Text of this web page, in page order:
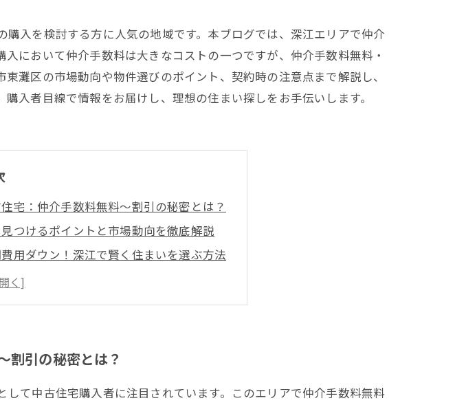
入を検討する方に人気の地域です。本ブログでは、深江エリアで仲介
において仲介手数料は大きなコストの一つですが、仲介手数料無料・
灘区の市場動向や物件選びのポイント、契約時の注意点まで解説し、
入者目線で情報をお届けし、理想の住まい探しをお手伝いします。
宅：仲介手数料無料～割引の秘密とは？
つけるポイントと市場動向を徹底解説
用ダウン！深江で賢く住まいを選ぶ方法
した体験談と成功の秘訣
注意点とトラブル回避法
割引の秘密とは？
て中古住宅購入者に注目されています。このエリアで仲介手数料無料